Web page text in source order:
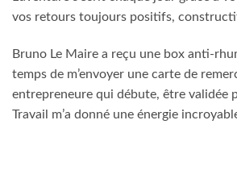
vos retours toujours positifs,
Bruno Le Maire a reçu une box anti-
temps de m’envoyer une carte de
entrepreneure qui débute, être validée
Travail m’a donné une énergie